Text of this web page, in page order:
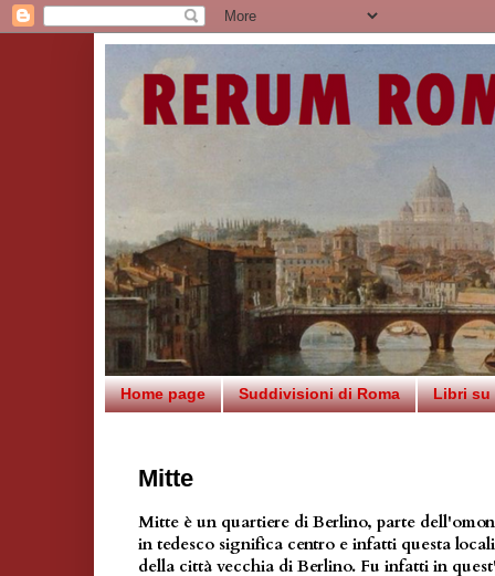
Home page Suddivisioni di Roma Libri su
Mitte
Mitte è un quartiere di Berlino, parte
in tedesco significa centro e infatti questa
della città vecchia di Berlino. Fu infatti in